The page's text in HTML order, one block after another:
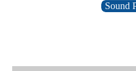
Sound